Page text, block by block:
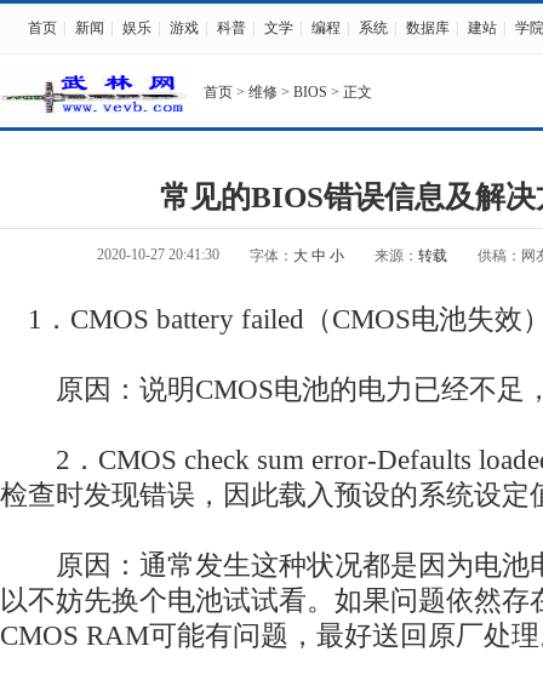
首页 新闻 娱乐 游戏 科普 文学 编程 系统 数据库 建站 学院
首页 > 维修 > BIOS > 正文
常见的BIOS错误信息及解
2020-10-27 20:41:30 字体： 大 中 小 来源： 转载 供稿：网
1．CMOS battery failed（CMOS电池失效
原因：说明CMOS电池的电力已经不足
2．CMOS check sum error-Defaults
检查时发现错误，因此载入预设的系统设定
原因：通常发生这种状况都是因为电池
以不妨先换个电池试试看。如果问题依然存
CMOS RAM可能有问题，最好送回原厂处